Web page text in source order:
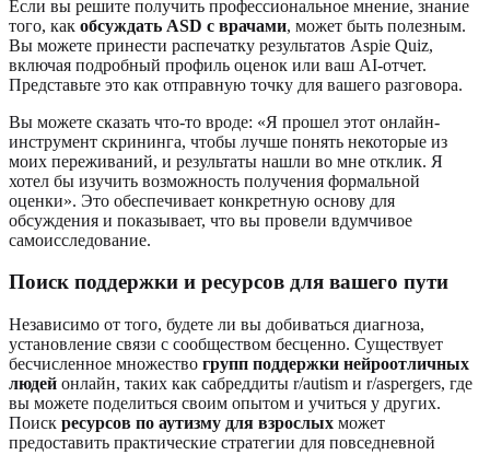
Если вы решите получить профессиональное мнение, знание
того, как обсуждать ASD с врачами, может быть полезным.
Вы можете принести распечатку результатов Aspie Quiz,
включая подробный профиль оценок или ваш AI-отчет.
Представьте это как отправную точку для вашего разговора.
Вы можете сказать что-то вроде: «Я прошел этот онлайн-
инструмент скрининга, чтобы лучше понять некоторые из
моих переживаний, и результаты нашли во мне отклик. Я
хотел бы изучить возможность получения формальной
оценки». Это обеспечивает конкретную основу для
обсуждения и показывает, что вы провели вдумчивое
самоисследование.
Поиск поддержки и ресурсов для вашего пути
Независимо от того, будете ли вы добиваться диагноза,
установление связи с сообществом бесценно. Существует
бесчисленное множество групп поддержки нейроотличных
людей онлайн, таких как сабреддиты r/autism и r/aspergers, где
вы можете поделиться своим опытом и учиться у других.
Поиск ресурсов по аутизму для взрослых может
предоставить практические стратегии для повседневной